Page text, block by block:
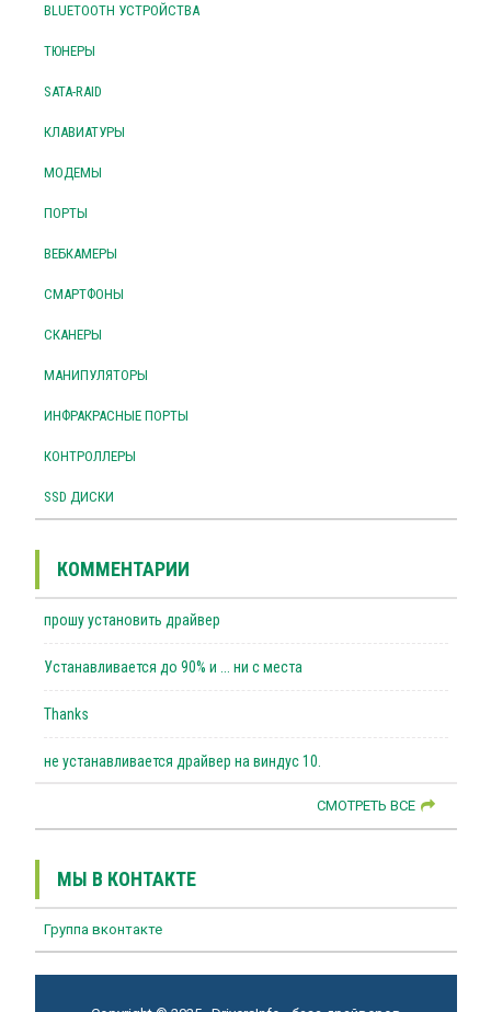
BLUETOOTH УСТРОЙСТВА
ТЮНЕРЫ
SATA-RAID
КЛАВИАТУРЫ
МОДЕМЫ
ПОРТЫ
ВЕБКАМЕРЫ
СМАРТФОНЫ
СКАНЕРЫ
МАНИПУЛЯТОРЫ
ИНФРАКРАСНЫЕ ПОРТЫ
КОНТРОЛЛЕРЫ
SSD ДИСКИ
КОММЕНТАРИИ
прошу установить драйвер
Устанавливается до 90% и ... ни с места
Thanks
не устанавливается драйвер на виндус 10.
СМОТРЕТЬ ВСЕ
МЫ В КОНТАКТЕ
Группа вконтакте